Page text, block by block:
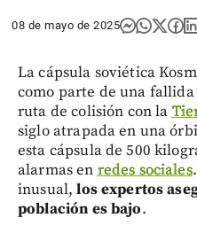
08 de mayo de 2025
La cápsula soviética
como parte de una
ruta de colisión con la
siglo atrapada en una
esta cápsula de 500
alarmas en redes sociales
inusual,los expertos
población es bajo.